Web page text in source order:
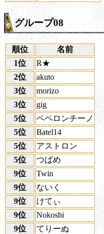
グループ08
順位
名前
1位
R★
2位
akuto
3位
morizo
3位
gig
5位
ペペロンチーノ
5位
Batel14
5位
アストロン
5位
つばめ
9位
Twin
9位
ないく
9位
けてぃ
9位
Nokoshi
9位
てりーぬ